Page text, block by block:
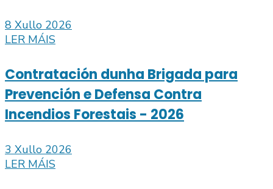
8 Xullo 2026
LER MÁIS
Contratación dunha Brigada para
Prevención e Defensa Contra
Incendios Forestais - 2026
3 Xullo 2026
LER MÁIS